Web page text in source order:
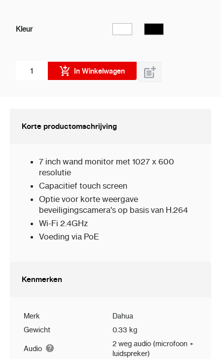
Kleur
In Winkelwagen
Korte productomschrijving
7 inch wand monitor met 1027 x 600
resolutie
Capacitief touch screen
Optie voor korte weergave
beveiligingscamera's op basis van H.264
Wi-Fi 2.4GHz
Voeding via PoE
Kenmerken
Merk
Dahua
Gewicht
0.33 kg
Audio
2 weg audio (microfoon +
luidspreker)